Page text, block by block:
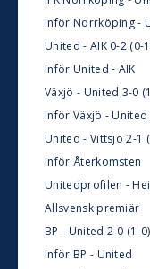
Inför Norrköping -
United - AIK 0-2 (0-
Inför United - AIK
Växjö - United 3-0
Inför Växjö - United
United - Vittsjö 2-1
Inför Återkomsten
Unitedprofilen -
Allsvensk premiär
BP - United 2-0 (1-0)
Inför BP - United